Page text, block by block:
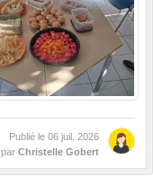
Publié le 06 juil. 2026
par Christelle Gobert